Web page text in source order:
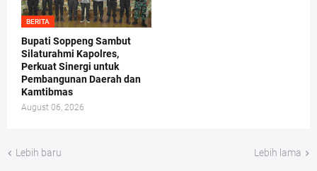
BERITA
Bupati Soppeng Sambut
Silaturahmi Kapolres,
Perkuat Sinergi untuk
Pembangunan Daerah dan
Kamtibmas
August 06, 2026
Lebih baru Lebih lama